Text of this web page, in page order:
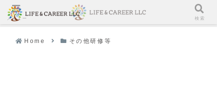
Home その他研修等
メニュー 検索